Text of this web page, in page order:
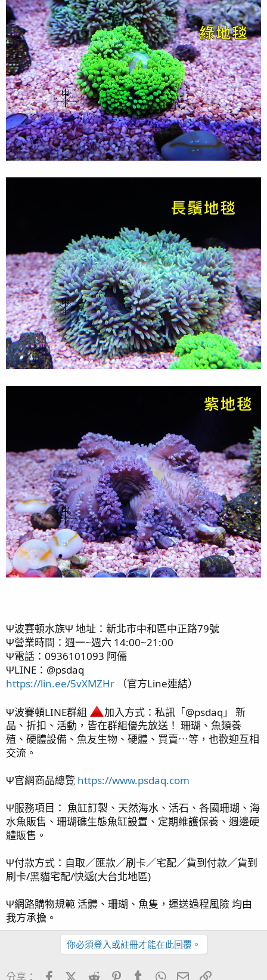
Ψ波賽頓水族Ψ 地址：新北市中和區中正路79號
Ψ營業時間：週一~週六 14:00~21:00
Ψ電話：0936101093 阿儒
ΨLINE：@psdaq
https://lin.ee/5vXMZHr （官方Line連結）
Ψ波賽頓LINE群組
加入方式：私訊「@psdaq」 新
品、折扣、活動，皆在群組優先放送！ 珊瑚、魚類養
殖、硬體設備、魚友生物、硬體、買賣⋯等，也歡迎互相
交流。
Ψ官網商品總覽 https://www.psdaq.com
Ψ服務項目： 魚缸訂製、天然海水、活石、各國珊瑚、海
水魚販售、珊瑚礁生態魚缸設置、定期維護保養、週邊硬
體販售。
Ψ付款方式：自取／匯款／刷卡／宅配／貨到付款／貨到
刷卡/黑貓宅配/快遞(大台北地區)
Ψ網路購物規範 活體、珊瑚、魚隻，運送過程風險 均由
我方承擔。
你必須登入或註冊才能在此回覆。
分享： FacebookX (Twitter)
Reddit PinterestTumblrWhatsApp電子郵件